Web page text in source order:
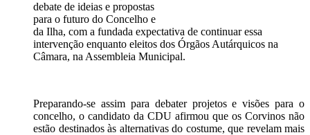
debate de ideias e propostas
para o futuro do Concelho e
da Ilha, com a fundada expectativa de continuar essa
intervenção enquanto eleitos dos Órgãos Autárquicos na
Câmara, na Assembleia Municipal.
Preparando-se assim para debater projetos e visões para o
concelho, o candidato da CDU afirmou que os Corvinos não
estão destinados às alternativas do costume, que revelam mais